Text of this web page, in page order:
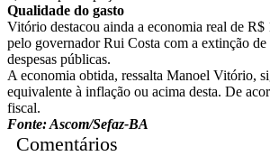
Qualidade do gasto
Vitório destacou ainda a economia real de
pelo governador Rui Costa com a extinção
despesas públicas.
A economia obtida, ressalta Manoel Vitório,
equivalente à inflação ou acima desta. De
fiscal.
Fonte: Ascom/Sefaz-BA
Comentários